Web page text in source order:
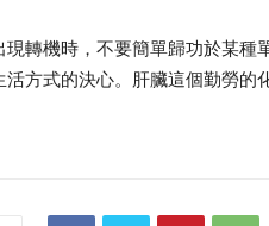
現轉機時，不要簡單歸功於某
活方式的決心。肝臟這個勤勞的